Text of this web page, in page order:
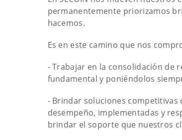
permanentemente priorizamos
hacemos.
Es en este camino que nos
- Trabajar en la consolidación de
fundamental y poniéndolos
- Brindar soluciones competitivas
desempeño, implementadas y
brindar el soporte que nuestros